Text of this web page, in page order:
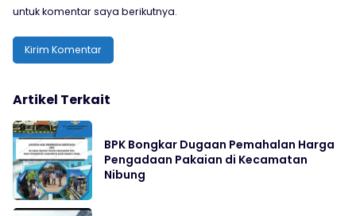
untuk komentar saya berikutnya.
Artikel Terkait
BPK Bongkar Dugaan Pemahalan Harga
Pengadaan Pakaian di Kecamatan
Nibung